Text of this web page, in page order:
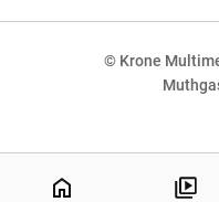
© Krone
home
NaN%